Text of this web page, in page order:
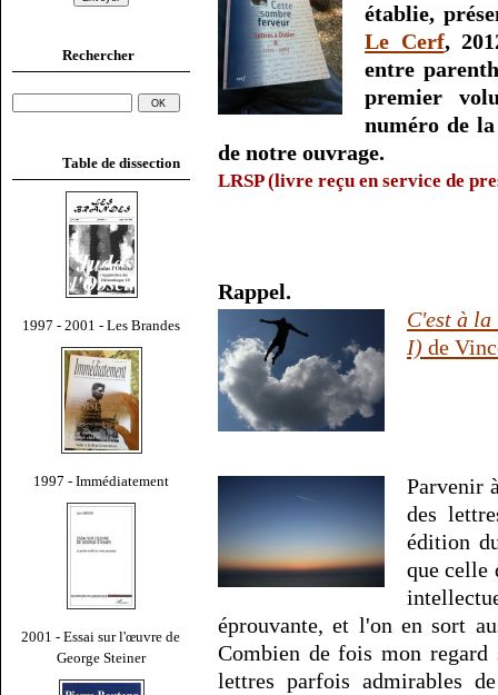
Rechercher
Table de dissection
1997 - 2001 - Les Brandes
1997 - Immédiatement
2001 - Essai sur l'œuvre de
George Steiner
établie,
Le Cerf,
entre
premier
numéro de
de notre ouvrage.
LRSP (livre reçu en service de
Rappel.
C'est à
I) de
Parvenir
des
édition
que celle
éprouvante, et l'on en sort
Combien de fois mon
lettres parfois admirables